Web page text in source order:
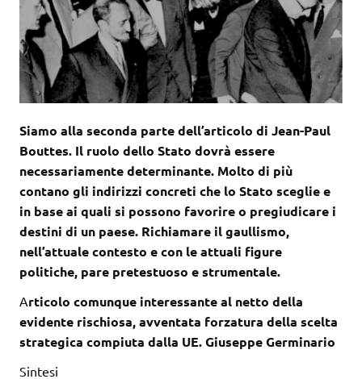
Siamo alla seconda parte dell’articolo di Jean-Paul
Bouttes. Il ruolo dello Stato dovrà essere
necessariamente determinante. Molto di più
contano gli indirizzi concreti che lo Stato sceglie e
in base ai quali si possono favorire o pregiudicare i
destini di un paese. Richiamare il gaullismo,
nell’attuale contesto e con le attuali figure
politiche, pare pretestuoso e strumentale.
Articolo comunque interessante al netto della
evidente rischiosa, avventata forzatura della scelta
strategica compiuta dalla UE. Giuseppe Germinario
Sintesi